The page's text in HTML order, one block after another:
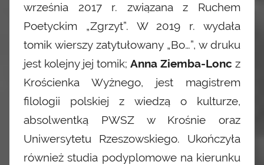
września 2017 r. związana z Ruchem
Poetyckim „Zgrzyt”. W 2019 r. wydała
tomik wierszy zatytułowany „Bo…”, w druku
jest kolejny jej tomik; Anna Ziemba-Lonc z
Krościenka Wyżnego, jest magistrem
filologii polskiej z wiedzą o kulturze,
absolwentką PWSZ w Krośnie oraz
Uniwersytetu Rzeszowskiego. Ukończyła
również studia podyplomowe na kierunku